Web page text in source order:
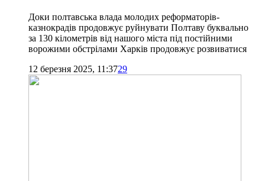
Доки полтавська влада молодих реформаторів-
казнокрадів продовжує руйнувати Полтаву буквально
за 130 кілометрів від нашого міста під постійними
ворожими обстрілами Харків продовжує розвиватися
12 березня 2025, 11:3729